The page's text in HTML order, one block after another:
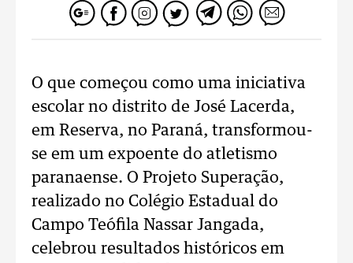
O que começou como uma iniciativa
escolar no distrito de José Lacerda,
em Reserva, no Paraná, transformou-
se em um expoente do atletismo
paranaense. O Projeto Superação,
realizado no Colégio Estadual do
Campo Teófila Nassar Jangada,
celebrou resultados históricos em